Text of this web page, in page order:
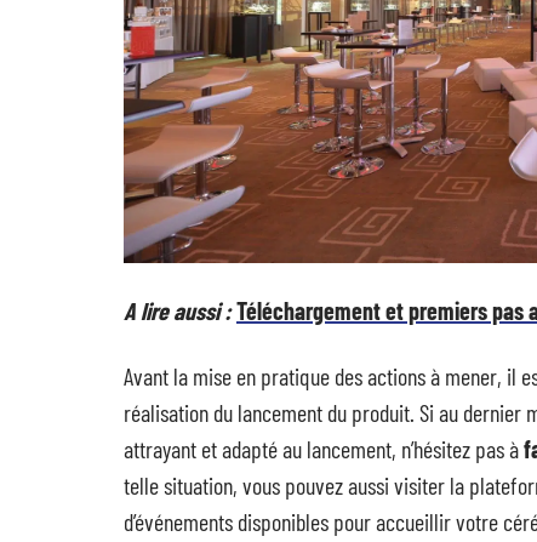
A lire aussi :Téléchargement et premiers pas
Avant la mise en pratique des actions à mener, il
réalisation du lancement du produit. Si au dernier
attrayant et adapté au lancement, n’hésitez pas à
telle situation, vous pouvez aussi visiter la
d’événements disponibles pour accueillir votre